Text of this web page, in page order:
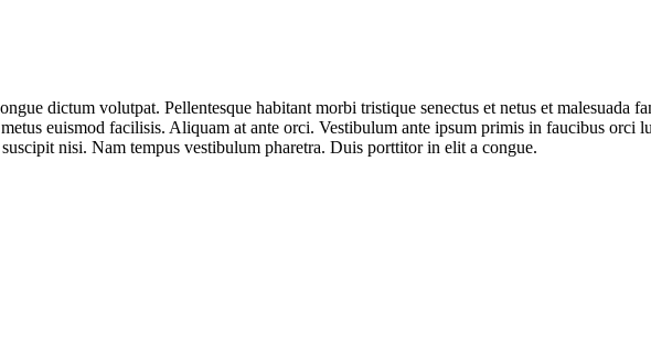
dictum volutpat. Pellentesque habitant morbi tristique senectus et netus et malesuada
euismod facilisis. Aliquam at ante orci. Vestibulum ante ipsum primis in faucibus orci
nisi. Nam tempus vestibulum pharetra. Duis porttitor in elit a congue.